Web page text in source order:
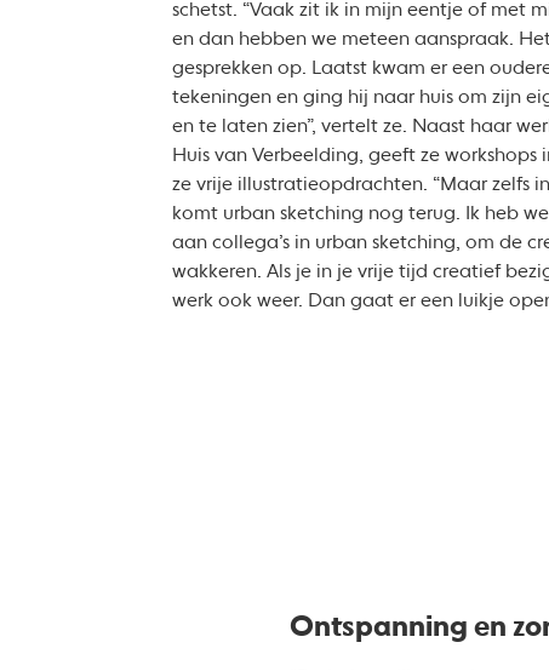
schetst. “Vaak zit ik in mijn eentje of met
en dan hebben we meteen aanspraak.
gesprekken op. Laatst kwam er een
tekeningen en ging hij naar huis om zijn
en te laten zien”, vertelt ze. Naast haar
Huis van Verbeelding, geeft ze
ze vrije illustratieopdrachten. “Maar zelfs
komt urban sketching nog terug. Ik heb
aan collega’s in urban sketching, om de
wakkeren. Als je in je vrije tijd creatief
werk ook weer. Dan gaat er een luikje
Ontspanning en